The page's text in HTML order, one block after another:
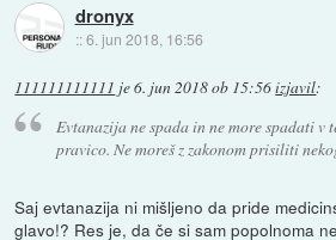
dronyx
::6. jun 2018, 16:56
111111111111 je6. jun 2018 ob 15:56izjavil:
Evtanazija ne spada in ne more spadati v
pravico. Ne moreš z zakonom prisiliti
Saj evtanazija ni mišljeno da pride
glavo!? Res je, da če si sam popolnoma